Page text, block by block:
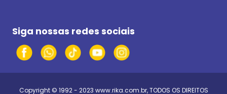
Siga nossas redes sociais
Copyright © 1992 - 2023 www.rika.com.br, TODOS OS DIREITOS